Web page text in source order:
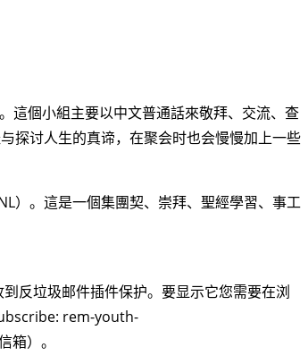
這個小組主要以中文普通話來敬拜、交流、查
探讨人生的真谛，在聚会时也会慢慢加上一些
）。這是一個集團契、崇拜、聖經學習、事工
反垃圾邮件插件保护。要显示它您需要在浏
rem-youth-
） 。